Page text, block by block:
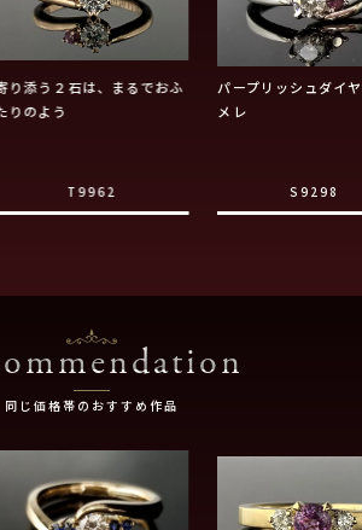
り添う２石は、まるでおふ
りのよう
T9962
パープリッシュダイ
メレ
S9298
同じ価格帯のおすすめ作品